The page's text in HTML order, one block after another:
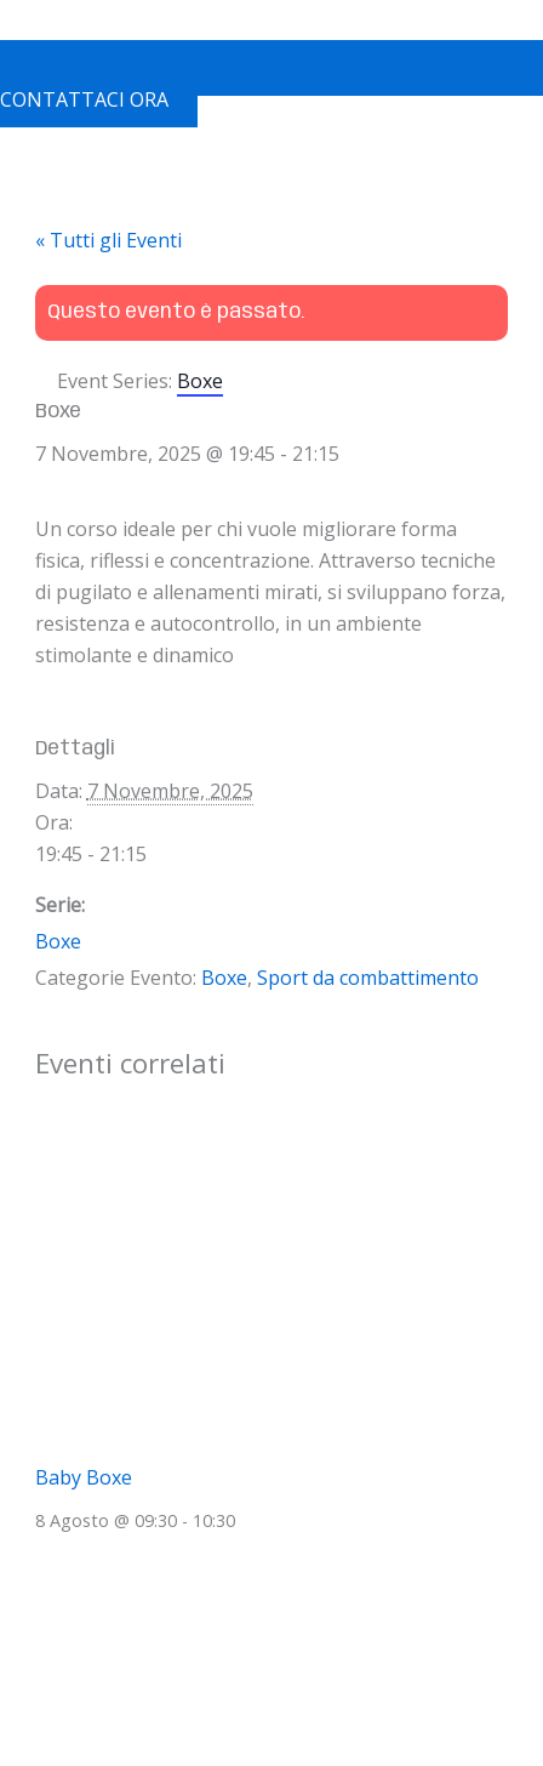
CONTATTACI ORA
« Tutti gli Eventi
Questo evento è passato.
Event Series: Boxe
Boxe
7 Novembre, 2025 @ 19:45 - 21:15
Un corso ideale per chi vuole migliorare forma
fisica, riflessi e concentrazione. Attraverso tecniche
di pugilato e allenamenti mirati, si sviluppano forza,
resistenza e autocontrollo, in un ambiente
stimolante e dinamico
Dettagli
Data: 7 Novembre, 2025
Ora:
19:45 - 21:15
Serie:
Boxe
Categorie Evento: Boxe, Sport da combattimento
Eventi correlati
Baby Boxe
8 Agosto @ 09:30 - 10:30